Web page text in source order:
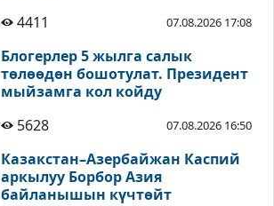
4411
07.08.2026 17:08
Блогерлер 5 жылга салык
төлөөдөн бошотулат. Президент
мыйзамга кол койду
5628
07.08.2026 16:50
Казакстан–Азербайжан Каспий
аркылуу Борбор Азия
байланышын күчтөйт